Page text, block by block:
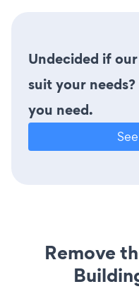
Undecided if
suit your
you need.
Remove